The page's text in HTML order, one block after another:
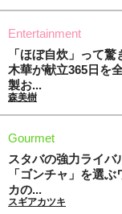
Entertainment
「ほぼ自炊」って
木華が献立365日を
製お...
森美樹
Gourmet
スタバの強力ライバ
「ゴンチャ」を選
カの...
スギアカツキ